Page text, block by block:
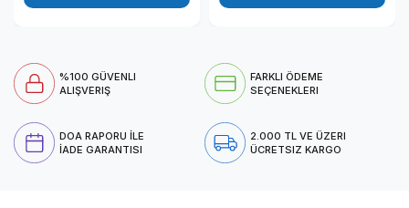
%100 GÜVENLI
ALIŞVERIŞ
FARKLI ÖDEME
SEÇENEKLERI
DOA RAPORU İLE
İADE GARANTISI
2.000 TL VE ÜZERI
ÜCRETSIZ KARGO